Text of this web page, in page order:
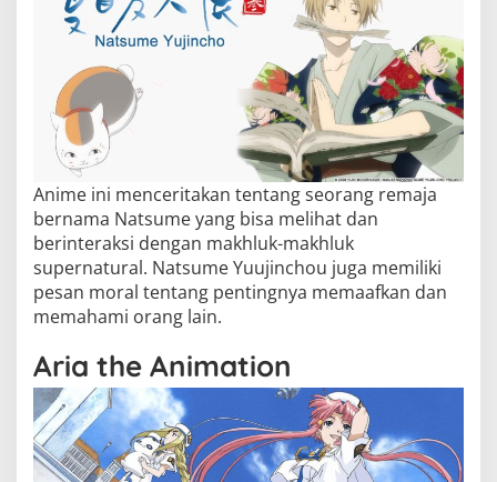
Anime ini menceritakan tentang seorang remaja
bernama Natsume yang bisa melihat dan
berinteraksi dengan makhluk-makhluk
supernatural. Natsume Yuujinchou juga memiliki
pesan moral tentang pentingnya memaafkan dan
memahami orang lain.
Aria the Animation